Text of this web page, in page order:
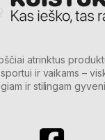
atrinktus
ir vaikams –
ir stilingam